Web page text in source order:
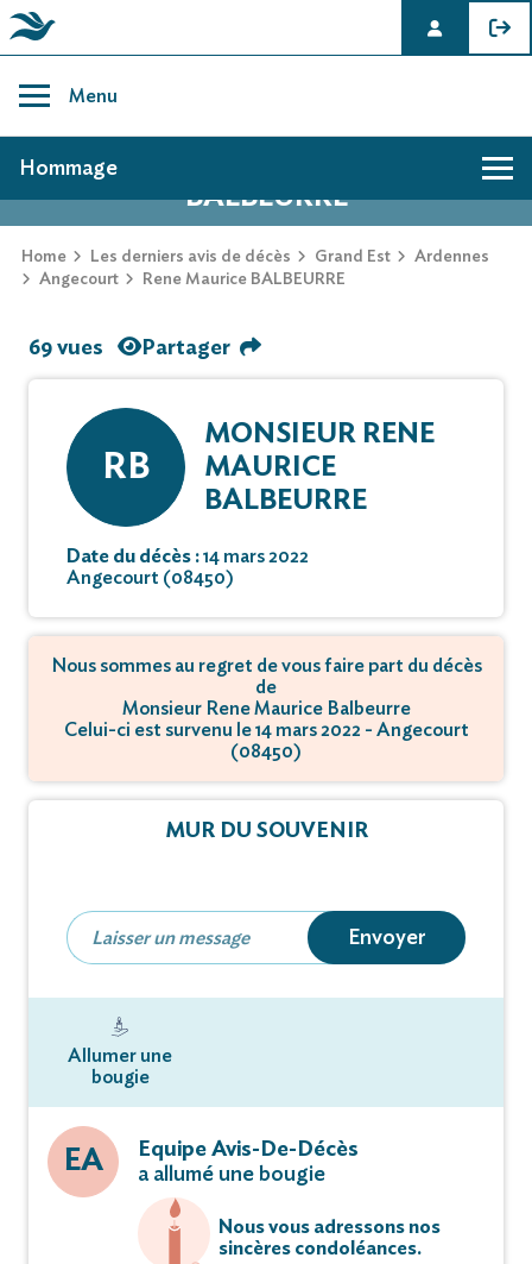
content
Menu
AVIS DE DÉCÈS DE RENE MAURICE
BALBEURRE
Home Les derniers avis de décès Grand Est
Ardennes
Angecourt
Rene Maurice BALBEURRE
Hommage
69 vues Partager
RB
MONSIEUR RENE
MAURICE
BALBEURRE
Date du décès :14 mars 2022
Angecourt (08450)
Nous sommes au regret de vous faire part du décès
de
Monsieur Rene Maurice Balbeurre
Celui-ci est survenu le 14 mars 2022 - Angecourt
(08450)
MUR DU SOUVENIR
Envoyer
Allumer une
bougie
EA
Equipe Avis-De-Décès
a allumé une bougie
Nous vous adressons nos
sincères condoléances.